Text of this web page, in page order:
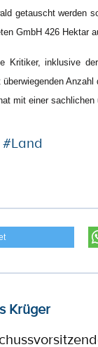
getauscht
GmbH 426 Hektar
inklusive
überwiegenden
mit einer
#Land
Krüger